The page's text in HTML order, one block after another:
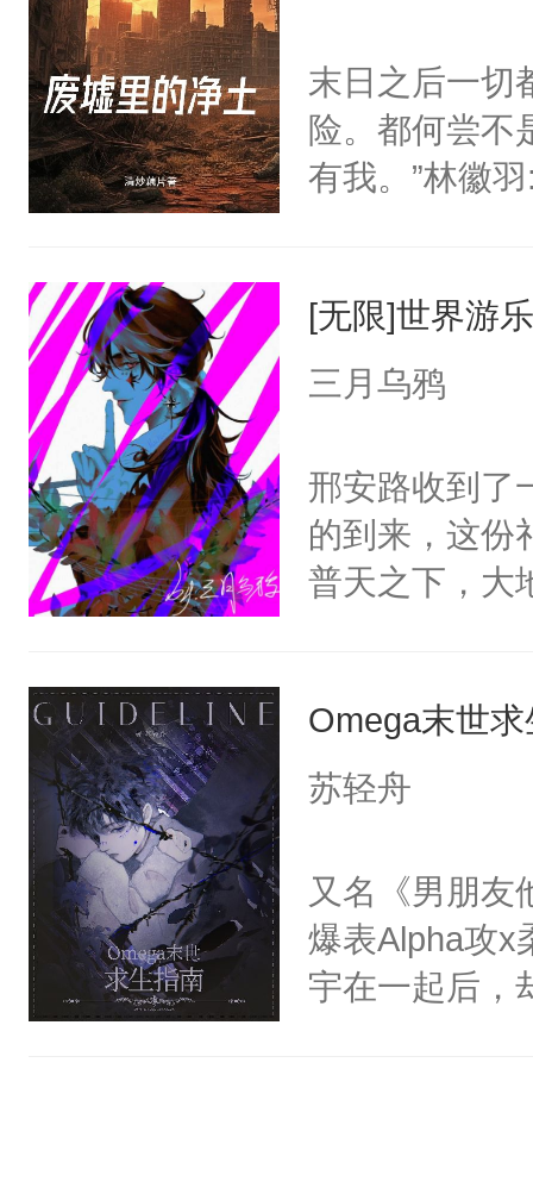
一切。令世
巧。它们朝着
奉他为王。江
排:1、身高差
艺好攻3、双
文，巨爽金手
~
命围剿他的
之心，放他一
终身五感混乱
普通的向导
当年舍命救
因为城外，足
类的存亡悬于
末日之后一切
险。都何尝不
有我。”林徽
[无限]世界游
三月乌鸦
邢安路收到了
的到来，这份
普天之下，大
文，无需评论
作（例：ai绘
Omega末世
苏轻舟
又名《男朋友
爆表Alpha攻x
宇在一起后，